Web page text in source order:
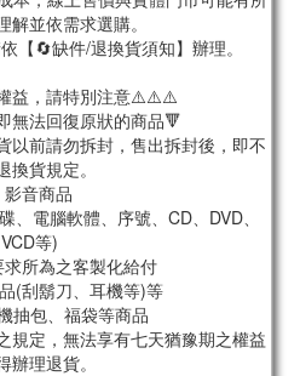
解並依需求選購。
【🔄缺件/退換貨須知】辦理。
益，請特別注意⚠️⚠️⚠️
無法回復原狀的商品🔻
以前請勿拆封，售出拆封後，即不
換貨規定。
影音商品
電腦軟體、序號、CD、DVD、
VCD等)
所為之客製化給付
(刮鬍刀、耳機等)等
抽包、福袋等商品
規定，無法享有七天猶豫期之權益
辦理退貨。